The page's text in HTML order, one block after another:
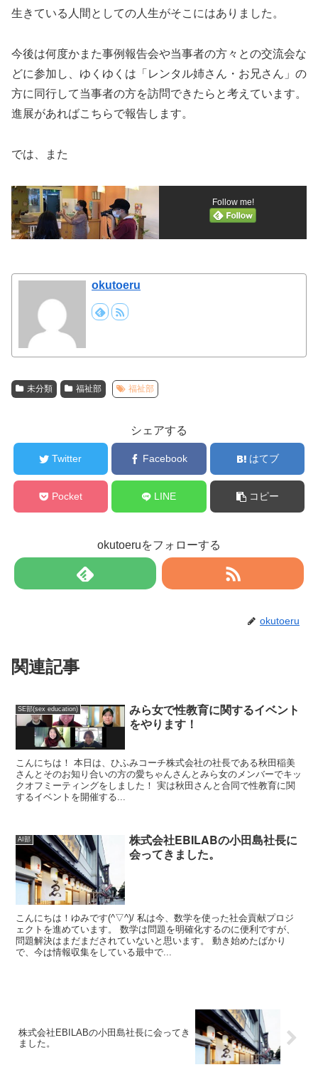
生きている人間としての人生がそこにはありました。
今後は何度かまた事例報告会や当事者の方々との交流会な
どに参加し、ゆくゆくは「レンタル姉さん・お兄さん」の
方に同行して当事者の方を訪問できたらと考えています。
進展があればこちらで報告します。
では、また
Follow me!
okutoeru
未分類 福祉部 福祉部
シェアする
Twitter Facebook はてブ
Pocket LINE コピー
okutoeruをフォローする
okutoeru
関連記事
SE部(sex education)
みら女で性教育に関するイベント
をやります！
こんにちは！ 本日は、ひふみコーチ株式会社の社長である秋田稲美
さんとそのお知り合いの方の愛ちゃんさんとみら女のメンバーでキッ
クオフミーティングをしました！ 実は秋田さんと合同で性教育に関
するイベントを開催する...
AI部
株式会社EBILABの小田島社長に
会ってきました。
こんにちは！ゆみです(^▽^)/ 私は今、数学を使った社会貢献プロジ
ェクトを進めています。 数学は問題を明確化するのに便利ですが、
問題解決はまだまだされていないと思います。 動き始めたばかり
で、今は情報収集をしている最中で...
株式会社EBILABの小田島社長に会ってき
ました。